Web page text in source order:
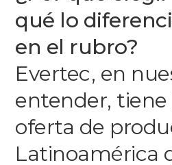
qué lo
en el rubro?
Evertec, en
entender,
oferta de
Latinoamérica